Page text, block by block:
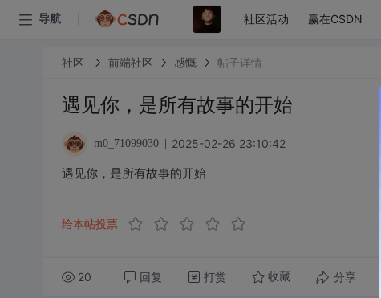
导航 社区活动 赢在CSDN
社区 前端社区 感慨 帖子详情
遇见你，是所有故事的开始
m0_71099030 2025-02-26 23:10:42
遇见你，是所有故事的开始
给本帖投票
20 回复 打赏 收藏 分享